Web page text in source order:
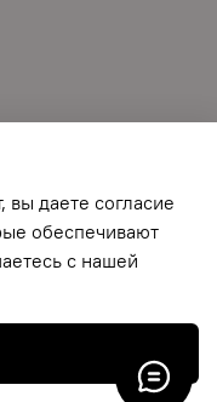
пеньюары обувь
вы даете согласие
обеспечивают
с нашей